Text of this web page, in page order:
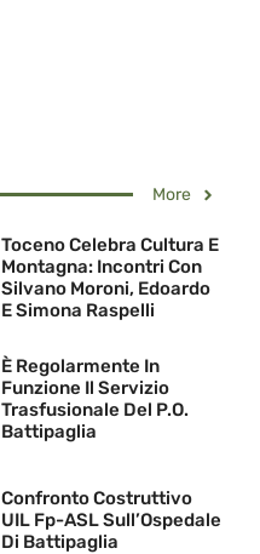
More
Toceno Celebra Cultura E
Montagna: Incontri Con
Silvano Moroni, Edoardo
E Simona Raspelli
È Regolarmente In
Funzione Il Servizio
Trasfusionale Del P.O.
Battipaglia
Confronto Costruttivo
UIL Fp-ASL Sull’Ospedale
Di Battipaglia